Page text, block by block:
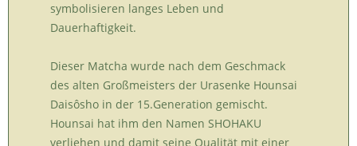
symbolisieren langes Leben und
Dauerhaftigkeit.
Dieser Matcha wurde nach dem Geschmack
des alten Großmeisters der Urasenke Hounsai
Daisôsho in der 15.Generation gemischt.
Hounsai hat ihm den Namen SHOHAKU
verliehen und damit seine Qualität mit einer